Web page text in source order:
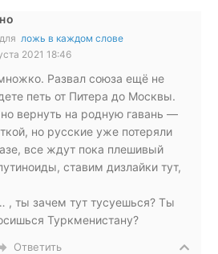
ложь в каждом слове
2021 18:46
Развал союза ещё не
петь от Питера до Москвы.
вернуть на родную гавань —
но русские уже потеряли
все ждут пока плешивый
ставим дизлайки тут,
ты зачем тут тусуешься? Ты
Туркменистану?
Ответить